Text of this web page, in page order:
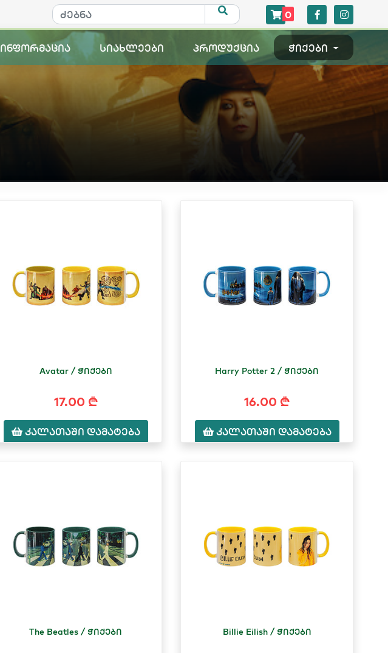
0
ინფორმაცია სიახლეები პროდუქცია ჭიქები
Avatar / ჭიქები
17.00 ₾
კალათაში დამატება
Harry Potter 2 / ჭიქები
16.00 ₾
კალათაში დამატება
The Beatles / ჭიქები Billie Eilish / ჭიქები